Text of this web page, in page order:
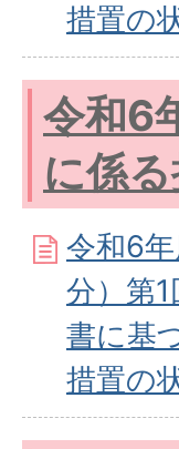
措置の
令和6
に係
令和6
分）第
書に基
措置の